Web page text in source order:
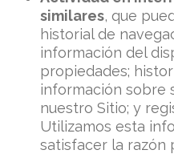
similares, que
historial de
información del
propiedades;
información sobre
nuestro Sitio; y
Utilizamos esta
satisfacer la razón